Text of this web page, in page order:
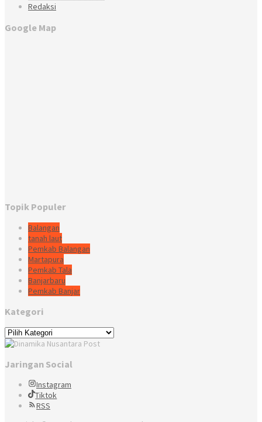
Redaksi
Google Map
Topik Populer
Balangan
tanah laut
Pemkab Balangan
Martapura
Pemkab Tala
Banjarbaru
Pemkab Banjar
Kategori
Kategori
Jaringan Social
Instagram
Tiktok
RSS